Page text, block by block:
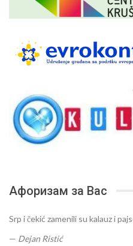
Афоризам за Вас
Srp i čekić zamenili su kalauz i
— Dejan Ristić